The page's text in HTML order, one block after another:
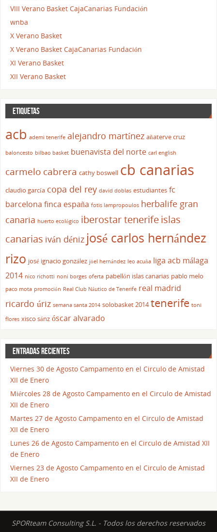
VIII Verano Basket CajaCanarias Fundación
wnba
X Verano Basket
X Verano Basket CajaCanarias Fundación
XI Verano Basket
XII Verano Basket
ETIQUETAS
acb ademi tenerife alejandro martínez añaterve cruz
baloncesto bilbao basket buenavista del norte carl english
carmelo cabrera cathy boswell cb canarias
claudio garcía copa del rey david doblas estudiantes fc
barcelona finca españa fotis lampropoulos herbalife gran
canaria huerto ecológico iberostar tenerifeislas
canarias iván déniz josé carlos hernández
rizo josé ignacio gonzález jöel hernández leo acuña liga acb málaga
2014 nico richotti noni borges oferta pabellón islas canarias pablo melo
paco mota promoción Real Club Náutico de Tenerife real madrid
ricardo úriz semana santa 2014 solobasket 2014 tenerife toni
flores xisco sánz óscar alvarado
ENTRADAS RECIENTES
Viernes 30 de Agosto Campamento en el Circulo de Amistad
XII de Enero
Miércoles 28 de Agosto Campamento en el Circulo de Amistad
XII de Enero
Martes 27 de Agosto Campamento en el Circulo de Amistad
XII de Enero
Lunes 26 de Agosto Campamento en el Circulo de Amistad XII
de Enero
Viernes 23 de Agosto Campamento en el Circulo de Amistad
XII de Enero
SPORteam Consulting S.L. - Todos los derechos reservados